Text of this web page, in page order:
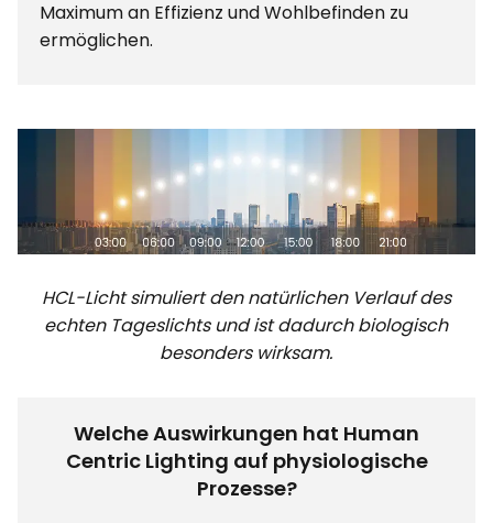
Maximum an Effizienz und Wohlbefinden zu
ermöglichen.
HCL-Licht simuliert den natürlichen Verlauf des
echten Tageslichts und ist dadurch biologisch
besonders wirksam.
Welche Auswirkungen hat Human
Centric Lighting auf physiologische
Prozesse?